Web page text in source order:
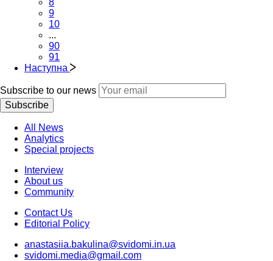
9
10
...
90
91
Наступна
Subscribe to our news
Subscribe
All News
Analytics
Special projects
Interview
About us
Community
Contact Us
Editorial Policy
anastasiia.bakulina@svidomi.in.ua
svidomi.media@gmail.com